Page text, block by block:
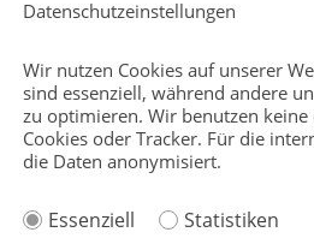
Datenschutzeinstellungen
Wir nutzen Cookies auf unserer
sind essenziell, während andere
zu optimieren. Wir benutzen keine
Cookies oder Tracker. Für die
die Daten anonymisiert.
Essenziell Statistiken
Sitemap
Datenschutzerklärung